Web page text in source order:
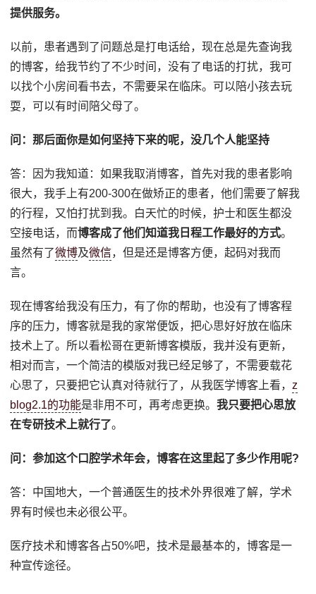
提供服务。
以前，患者遇到了问题总是打电话给，现在总是先查询我
的博客，给我节约了不少时间，没有了电话的打扰，我可
以找个小房间看书去，不需要呆在临床。可以陪小孩去玩
耍，可以有时间陪父母了。
问：那后面你是如何坚持下来的呢，没几个人能坚持
答：因为我知道：如果我取消博客，首先对我的患者影响
很大，我手上有200-300在做矫正的患者，他们需要了解我
的行程，又怕打扰到我。白天忙的时候，护士和医生都没
空接电话，而博客成了他们知道我日程工作最好的方式。
虽然有了微博及微信，但是还是博客方便，起码对我而
言。
现在博客给我没有压力，有了你的帮助，也没有了博客程
序的压力，博客就是我的家常便饭，把心思好好放在临床
技术上了。所以看松哥在更新博客模版，我并没有更新，
相对而言，一个简洁的模版对我已经足够了，不需要载花
心思了，只要把它认真对待就行了，从我医学博客上看，z
blog2.1的功能是非用不可，再考虑更换。我只要把心思放
在专研技术上就行了。
问：参加这个口腔学术年会，博客在这里起了多少作用呢?
答：中国地大，一个普通医生的技术外界很难了解，学术
界有时候也未必很公平。
医疗技术和博客各占50%吧，技术是最基本的，博客是一
种宣传途径。